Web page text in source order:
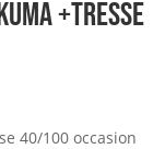
+tresse
40/100 occasion